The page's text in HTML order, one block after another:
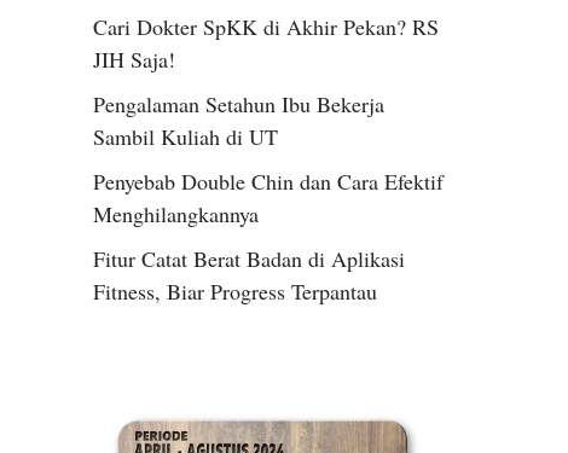
Cari Dokter SpKK di Akhir Pekan? RS
JIH Saja!
Pengalaman Setahun Ibu Bekerja
Sambil Kuliah di UT
Penyebab Double Chin dan Cara Efektif
Menghilangkannya
Fitur Catat Berat Badan di Aplikasi
Fitness, Biar Progress Terpantau